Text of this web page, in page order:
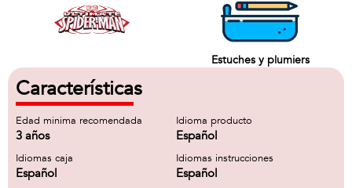
Estuches y plumiers
Características
Edad minima recomendada
3 años
Idioma producto
Español
Idiomas caja
Español
Idiomas instrucciones
Español